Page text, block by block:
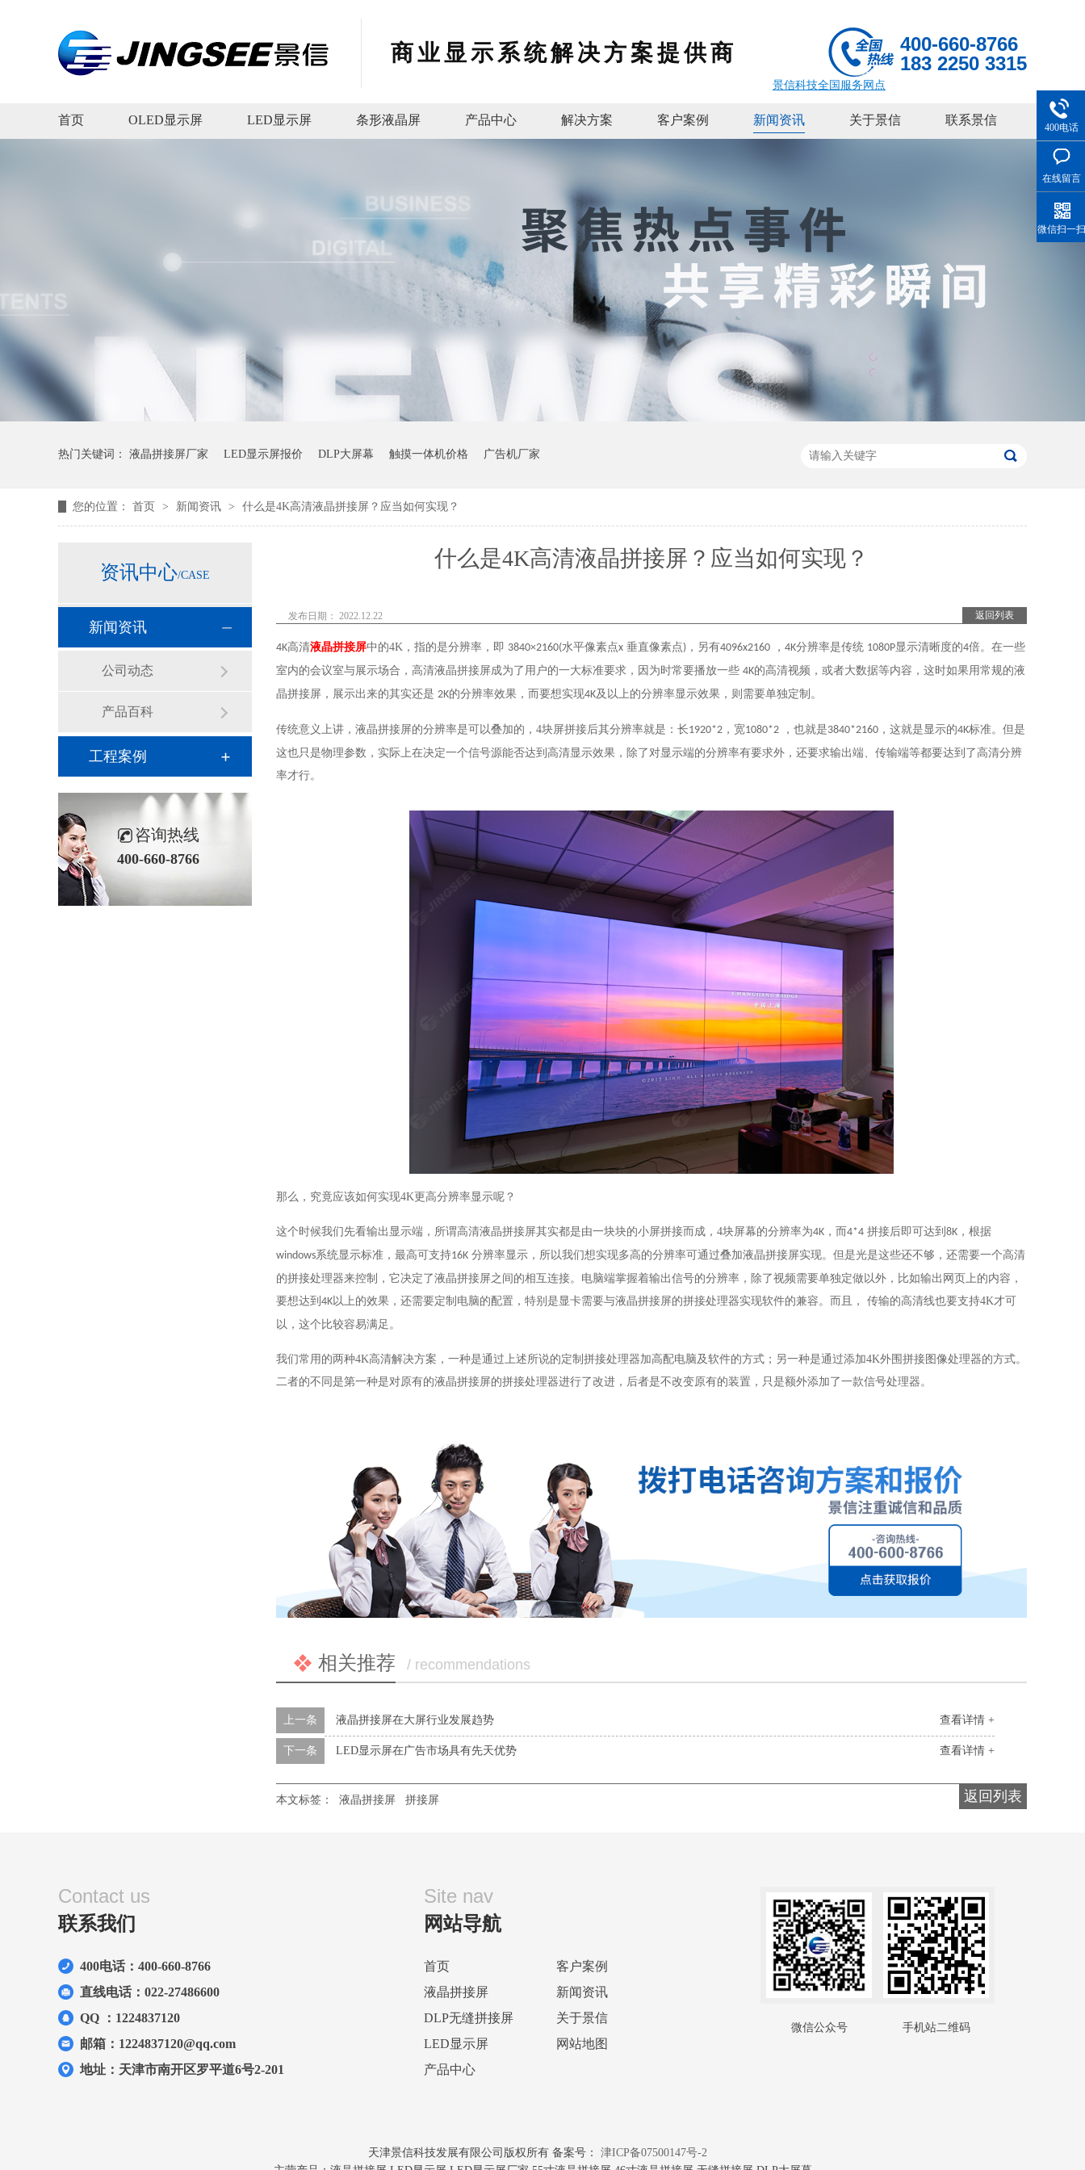
商业显示系统解决方案提供商
400-660-8766
183 2250 3315
景信科技全国服务网点
首页 OLED显示屏 LED显示屏 条形液晶屏 产品中心 解决方案 客户案例 新闻资讯 关于景信 联系景信
热门关键词： 液晶拼接屏厂家 LED显示屏报价 DLP大屏幕 触摸一体机价格 广告机厂家
您的位置： 首页 > 新闻资讯 > 什么是4K高清液晶拼接屏？应当如何实现？
什么是4K高清液晶拼接屏？应当如何实现？
返回列表
发布日期： 2022.12.22
4K高清液晶拼接屏中的4K ，指的是分辨率，即 3840×2160(水平像素点x 垂直像素点) ，另有4096x2160 ， 4K分辨率是传统 1080P显示清晰度的4倍。在一些
室内的会议室与展示场合，高清液晶拼接屏成为了用户的一大标准要求，因为时常要播放一些 4K的高清视频，或者大数据等内容，这时如果用常规的液
晶拼接屏，展示出来的其实还是 2K的分辨率效果，而要想实现4K及以上的分辨率显示效果，则需要单独定制。
传统意义上讲，液晶拼接屏的分辨率是可以叠加的， 4块屏拼接后其分辨率就是：长1920*2 ，宽1080*2 ，也就是3840*2160 ，这就是显示的4K标准。但是
这也只是物理参数，实际上在决定一个信号源能否达到高清显示效果，除了对显示端的分辨率有要求外，还要求输出端、传输端等都要达到了高清分辨
率才行。
那么，究竟应该如何实现4K更高分辨率显示呢？
这个时候我们先看输出显示端，所谓高清液晶拼接屏其实都是由一块块的小屏拼接而成， 4块屏幕的分辨率为4K ，而4*4 拼接后即可达到 8K ，根据
windows系统显示标准，最高可支持16K 分辨率显示，所以我们想实现多高的分辨率可通过叠加液晶拼接屏实现。但是光是这些还不够，还需要一个高清
的拼接处理器来控制，它决定了液晶拼接屏之间的相互连接。电脑端掌握着输出信号的分辨率，除了视频需要单独定做以外，比如输出网页上的内容，
要想达到 4K以上的效果，还需要定制电脑的配置，特别是显卡需要与液晶拼接屏的拼接处理器实现软件的兼容。 而且， 传输的高清线也要支持4K才可
以，这个比较容易满足。
我们常用的两种4K高清解决方案 ， 一种是通过上述所说的定制拼接处理器加高配电脑及软件的方式；另一种是通过添加4K外围拼接图像处理器的方式。
二者的不同是第一种是对原有的液晶拼接屏的拼接处理器进行了改进，后者是不改变原有的装置，只是额外添加了一款信号处理器。
相关推荐 / recommendations
查看详情 +
上一条 液晶拼接屏在大屏行业发展趋势
查看详情 +
下一条 LED显示屏在广告市场具有先天优势
返回列表
本文标签： 液晶拼接屏 拼接屏
资讯中心/CASE
新闻资讯
公司动态
产品百科
工程案例
咨询热线
400-660-8766
Contact us
联系我们
400电话：400-660-8766
直线电话：022-27486600
QQ ：1224837120
邮箱：1224837120@qq.com
地址：天津市南开区罗平道6号2-201
Site nav
网站导航
首页
客户案例
液晶拼接屏
新闻资讯
DLP无缝拼接屏
关于景信
LED显示屏
网站地图
产品中心
微信公众号 手机站二维码
天津景信科技发展有限公司版权所有 备案号： 津ICP备07500147号-2
400电话
在线留言
微信扫一扫